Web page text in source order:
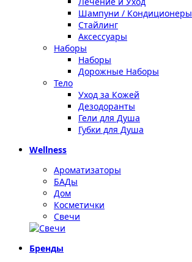
Шампуни / Кондиционеры
Стайлинг
Аксессуары
Наборы
Наборы
Дорожные Наборы
Тело
Уход за Кожей
Дезодоранты
Гели для Душа
Губки для Душа
Wellness
Ароматизаторы
БАДы
Дом
Косметички
Свечи
Бренды